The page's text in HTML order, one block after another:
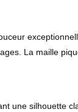
La maille
une